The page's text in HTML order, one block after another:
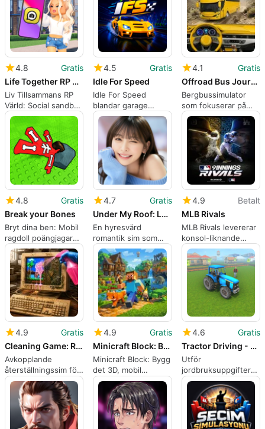
på Android
för metodiska
spelare
4.8
Gratis
Life Together RP World
Liv Tillsammans RP
Värld: Social sandbox
för kreativ rollspel
och byggande
4.5
Gratis
Idle For Speed
Idle For Speed
blandar garage
tycoon med gatdrag
racing
4.1
Gratis
Offroad Bus Journey Driver Sim
Bergbussimulator
som fokuserar på
precisa
4.8
Gratis
Break your Bones
Bryt dina ben: Mobil
ragdoll poängjagare
med spektakulära
krascher
4.7
Gratis
Under My Roof: Love Stories
En hyresvärd
romantik sim som
blandar tycoon och
narrativt spel
4.9
Betalt
MLB Rivals
MLB Rivals levererar
konsol-liknande
baseball på Android-
enheter
4.9
Gratis
Cleaning Game: Restore and Fix
Avkopplande
återställningssim för
korta,
tillfredsställande
visuella
transformationer på
Android
4.9
Gratis
Minicraft Block: Build it 3D
Minicraft Block: Bygg
det 3D, mobil
sandbox hantverk på
Android
4.6
Gratis
Tractor Driving - Farm Games
Utför
jordbruksuppgifter
med tung utrustning